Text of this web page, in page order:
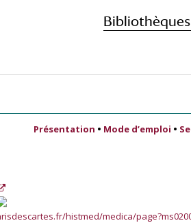
Présentation • Mode d’emploi •
histmed/medica/